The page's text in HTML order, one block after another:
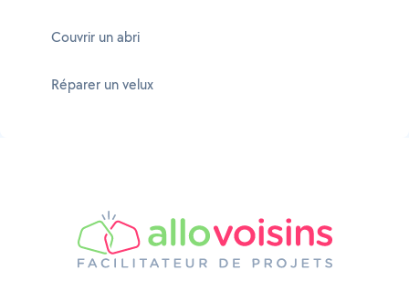
Couvrir un abri
Réparer un velux